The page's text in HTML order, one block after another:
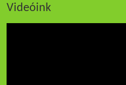
Videóink